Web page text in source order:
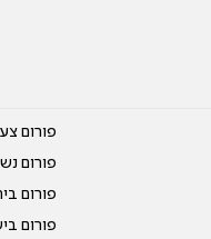
פורום
פורום
פורום
פורום